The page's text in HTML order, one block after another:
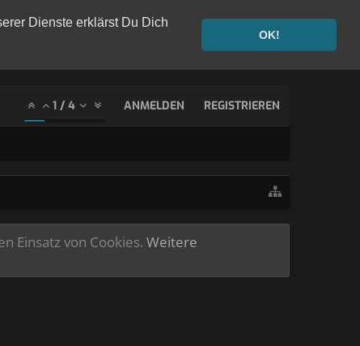
Dienste erklärst Du Dich
OK!
1 / 4 ANMELDEN REGISTRIEREN
Einsatz von Cookies. Weitere